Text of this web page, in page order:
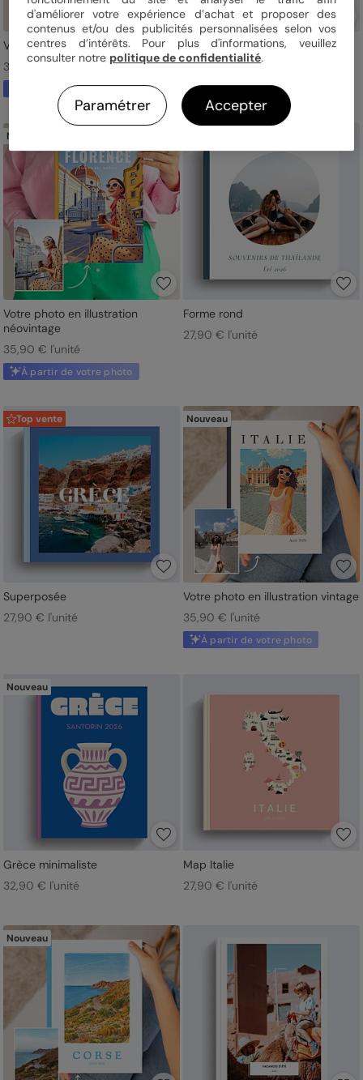
Votre photo dessinée au feutre
35,90 € l'unité
À partir de votre photo
Map Maroc
27,90 € l'unité
Nouveau
Votre photo en illustration
néovintage
35,90 € l'unité
À partir de votre photo
Forme rond
27,90 € l'unité
Top vente
Superposée
27,90 € l'unité
Nouveau
Votre photo en illustration vintage
35,90 € l'unité
À partir de votre photo
Nouveau
Grèce minimaliste
32,90 € l'unité
Map Italie
27,90 € l'unité
Nouveau
d'améliorer votre expérience d’achat et proposer des
contenus et/ou des publicités personnalisées selon vos
centres d’intérêts. Pour plus d'informations, veuillez
consulter notre politique de confidentialité.
Paramétrer Accepter